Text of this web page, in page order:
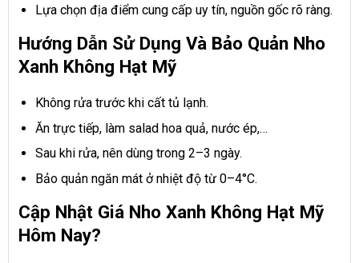
Lựa chọn địa điểm cung cấp uy tín, nguồn gốc rõ ràng.
Hướng Dẫn Sử Dụng Và Bảo Quản Nho
Xanh Không Hạt Mỹ
Không rửa trước khi cất tủ lạnh.
Ăn trực tiếp, làm salad hoa quả, nước ép,…
Sau khi rửa, nên dùng trong 2–3 ngày.
Bảo quản ngăn mát ở nhiệt độ từ 0–4°C.
Cập Nhật Giá Nho Xanh Không Hạt Mỹ
Hôm Nay?